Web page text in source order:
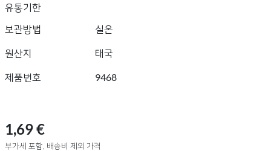
유통기한
보관방법
실온
원산지 태국
제품번호 9468
1,69 €
부가세 포함, 배송비 제외 가격